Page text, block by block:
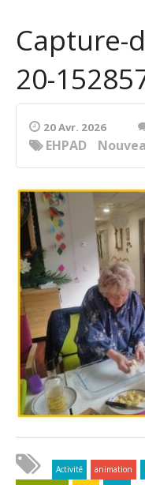
Capture-
20-
20 Avr. 2026
EHPAD
Activité animation